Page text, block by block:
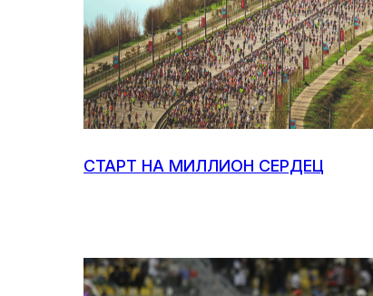
СТАРТ НА МИЛЛИОН СЕРДЕЦ